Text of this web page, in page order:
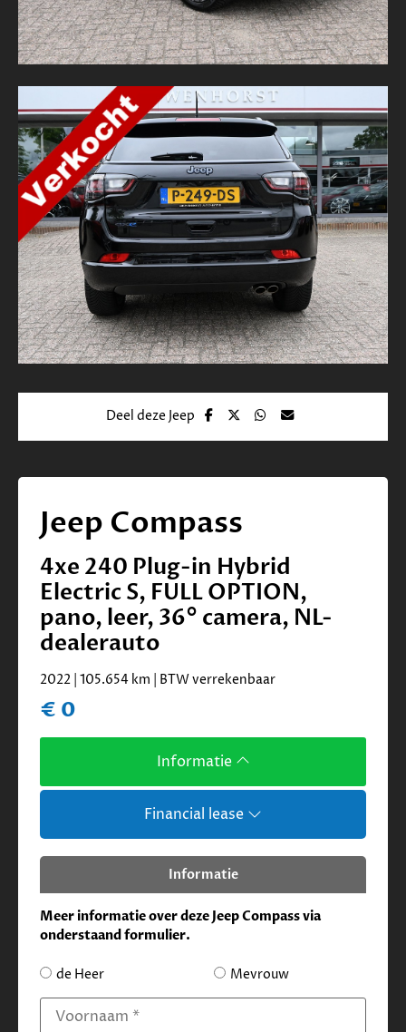
Deel deze Jeep
Jeep Compass
4xe 240 Plug-in Hybrid
Electric S, FULL OPTION,
pano, leer, 36° camera, NL-
dealerauto
2022 | 105.654 km | BTW verrekenbaar
€ 0
Informatie
Financial lease
Informatie
Meer informatie over deze Jeep Compass via
onderstaand formulier.
de Heer Mevrouw